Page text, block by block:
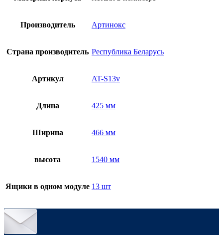
Производитель Артинокс
Страна производитель Республика Беларусь
Артикул AT-S13v
Длина 425 мм
Ширина 466 мм
высота 1540 мм
Ящики в одном модуле 13 шт